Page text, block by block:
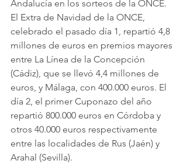
Andalucía en los sorteos de la ONCE.
El Extra de Navidad de la ONCE,
celebrado el pasado día 1, repartió 4,8
millones de euros en premios mayores
entre La Línea de la Concepción
(Cádiz), que se llevó 4,4 millones de
euros, y Málaga, con 400.000 euros. El
día 2, el primer Cuponazo del año
repartió 800.000 euros en Córdoba y
otros 40.000 euros respectivamente
entre las localidades de Rus (Jaén) y
Arahal (Sevilla).